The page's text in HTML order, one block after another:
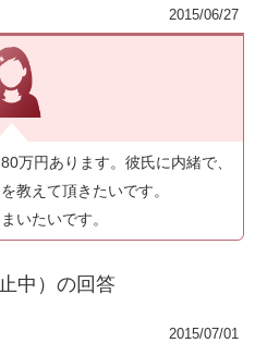
2015/06/27
万円あります。彼氏に内緒で、
教えて頂きたいです。
いたいです。
中）の回答
2015/07/01